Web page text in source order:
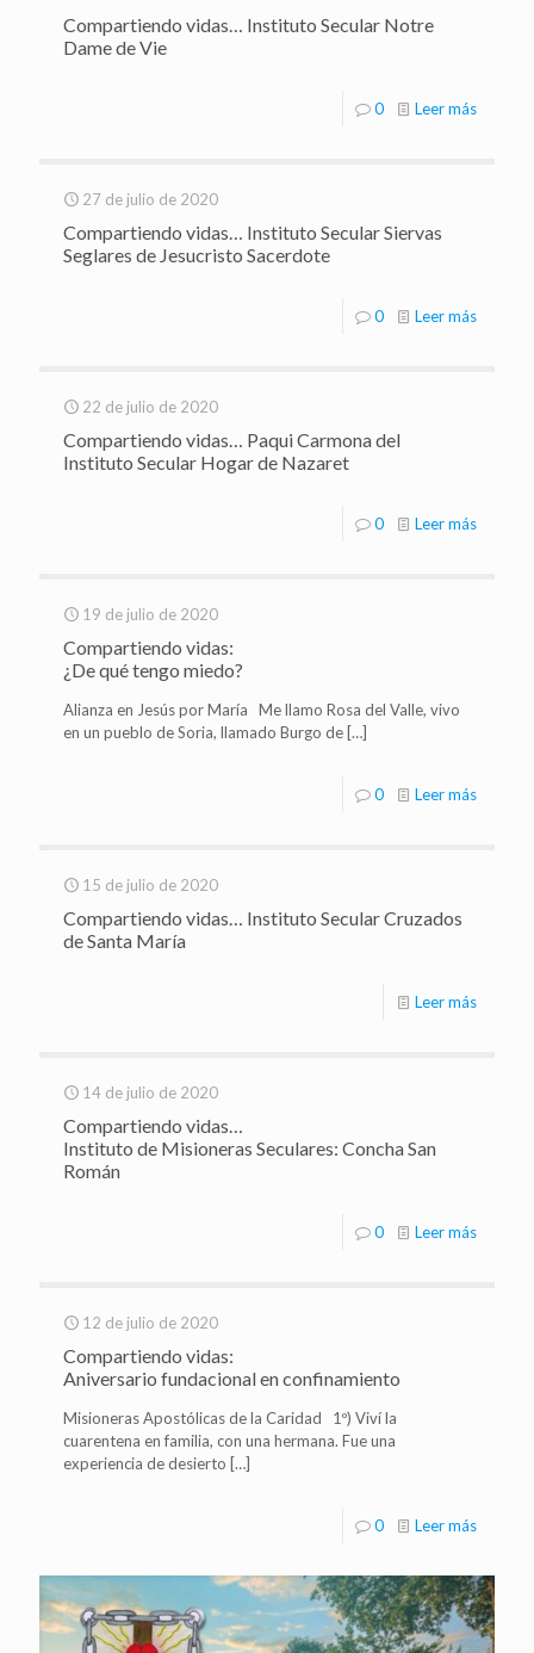
Compartiendo vidas… Instituto Secular Notre
Dame de Vie
0 Leer más
27 de julio de 2020
Compartiendo vidas… Instituto Secular Siervas
Seglares de Jesucristo Sacerdote
0 Leer más
22 de julio de 2020
Compartiendo vidas… Paqui Carmona del
Instituto Secular Hogar de Nazaret
0 Leer más
19 de julio de 2020
Compartiendo vidas:
¿De qué tengo miedo?
Alianza en Jesús por María Me llamo Rosa del Valle, vivo
en un pueblo de Soria, llamado Burgo de […]
0 Leer más
15 de julio de 2020
Compartiendo vidas… Instituto Secular Cruzados
de Santa María
Leer más
14 de julio de 2020
Compartiendo vidas…
Instituto de Misioneras Seculares: Concha San
Román
0 Leer más
12 de julio de 2020
Compartiendo vidas:
Aniversario fundacional en confinamiento
Misioneras Apostólicas de la Caridad 1º) Viví la
cuarentena en familia, con una hermana. Fue una
experiencia de desierto […]
0 Leer más